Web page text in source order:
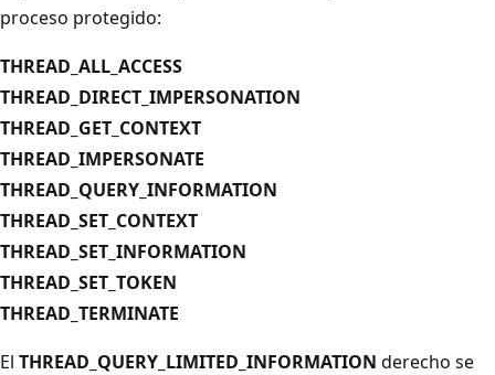
proceso protegido:
THREAD_ALL_ACCESS
THREAD_DIRECT_IMPERSONATION
THREAD_GET_CONTEXT
THREAD_IMPERSONATE
THREAD_QUERY_INFORMATION
THREAD_SET_CONTEXT
THREAD_SET_INFORMATION
THREAD_SET_TOKEN
THREAD_TERMINATE
El THREAD_QUERY_LIMITED_INFORMATION derecho se